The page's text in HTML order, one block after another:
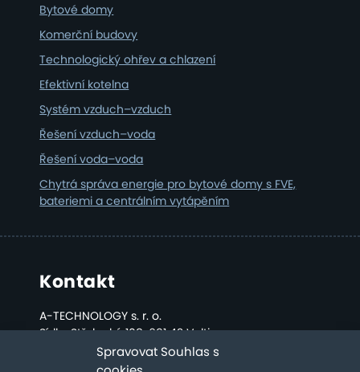
Spravovat Souhlas s
Bytové domy
Komerční budovy
Technologický ohřev a chlazení
Efektivní kotelna
Systém vzduch–vzduch
Řešení vzduch–voda
Řešení voda–voda
Chytrá správa energie pro bytové domy s FVE,
bateriemi a centrálním vytápěním
Kontakt
A-TECHNOLOGY s. r. o.
Sídlo: Střelecká 108, 691 42 Valtice
Kancelář a sklad: Bratislavská 2808, Břeclav